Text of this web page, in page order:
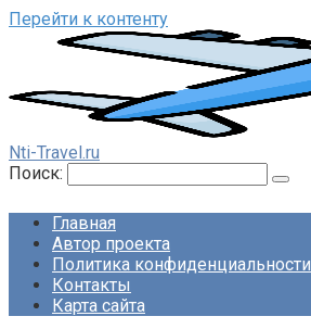
Перейти к контенту
Nti-Travel.ru
Поиск:
Главная
Автор проекта
Политика конфиденциальности
Контакты
Карта сайта